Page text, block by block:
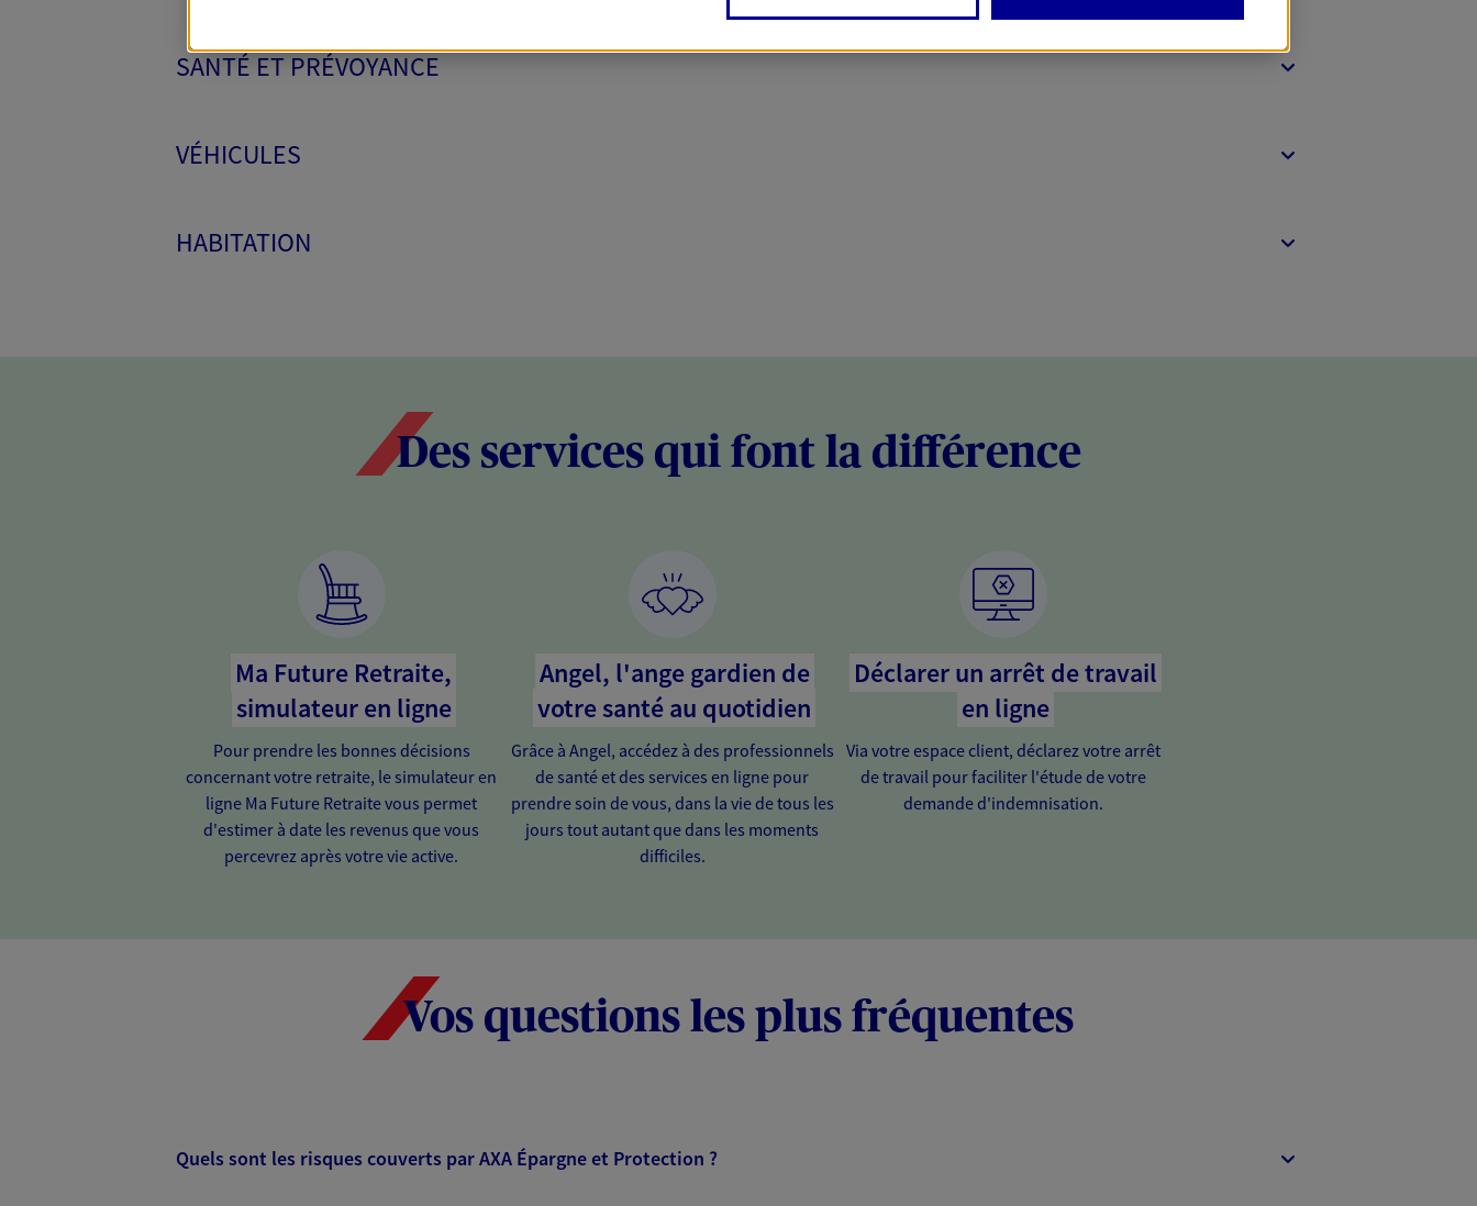
SANTÉ ET PRÉVOYANCE
VÉHICULES
HABITATION
Des services qui font la différence
Ma Future Retraite,
simulateur en ligne
Pour prendre les bonnes décisions
concernant votre retraite, le simulateur en
ligne Ma Future Retraite vous permet
d'estimer à date les revenus que vous
percevrez après votre vie active.
Angel, l'ange gardien de
votre santé au quotidien
Grâce à Angel, accédez à des professionnels
de santé et des services en ligne pour
prendre soin de vous, dans la vie de tous les
jours tout autant que dans les moments
difficiles.
Déclarer un arrêt de travail
en ligne
Via votre espace client, déclarez votre arrêt
de travail pour faciliter l'étude de votre
demande d'indemnisation.
Vos questions les plus fréquentes
Quels sont les risques couverts par AXA Épargne et Protection ?